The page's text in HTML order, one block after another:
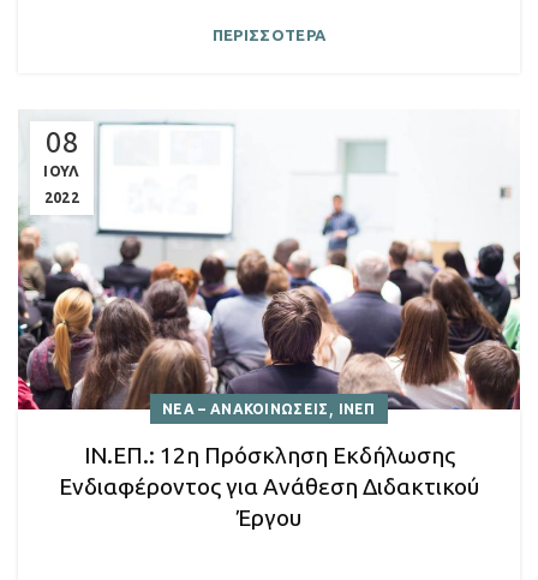
ΠΕΡΙΣΣΟΤΕΡΑ
08
ΙΟΥΛ
2022
ΝΕΑ – ΑΝΑΚΟΙΝΩΣΕΙΣ , ΙΝΕΠ
ΙΝ.ΕΠ.: 12η Πρόσκληση Εκδήλωσης
Ενδιαφέροντος για Ανάθεση Διδακτικού
Έργου